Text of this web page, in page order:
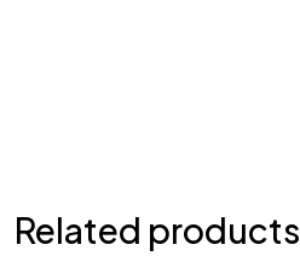
Related products